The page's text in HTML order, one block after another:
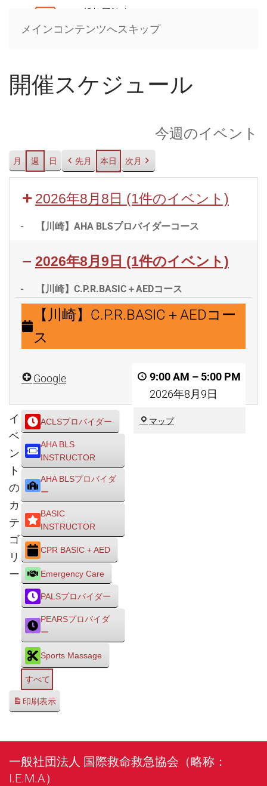
メインコンテンツへスキップ
開催スケジュール
今週のイベント
月 週 日 先月 本日 次月
2026年8月8日 (1件のイベント)
- 【川崎】AHA BLSプロバイダーコース
2026年8月9日 (1件のイベント)
- 【川崎】C.P.R.BASIC＋AEDコース
崎】
C.P.R.BASIC
AED
ー
ス
【川崎】C.P.R.BASIC＋AEDコー
ス
9:00 AM – 5:00 PM
2026年8月9日
マップ川
Google
イ
ベ
ン
ト
の
カ
テ
ゴ
リ
ー
ACLSプロバイダー
AHA BLS
INSTRUCTOR
AHA BLSプロバイダ
ー
BASIC
INSTRUCTOR
CPR BASIC + AED
Emergency Care
PALSプロバイダー
PEARSプロバイダ
ー
Sports Massage
すべて
印刷表示
一般社団法人 国際救命救急協会（略称：
I.E.M.A）